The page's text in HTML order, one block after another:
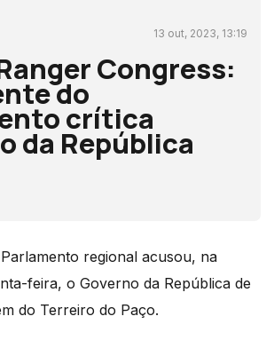
13 out, 2023, 13:19
Congress:
do
crítica
da República
regional acusou, na
feira, o Governo da República de
do Terreiro do Paço.